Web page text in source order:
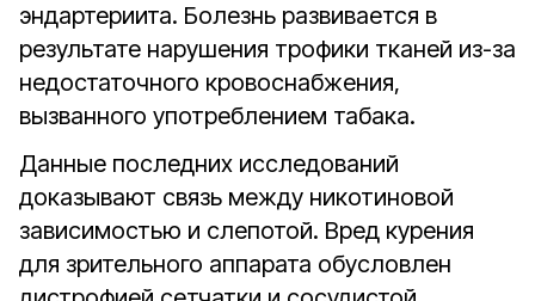
эндартериита. Болезнь развивается в
результате нарушения трофики тканей из-за
недостаточного кровоснабжения,
вызванного употреблением табака.
Данные последних исследований
доказывают связь между никотиновой
зависимостью и слепотой. Вред курения
для зрительного аппарата обусловлен